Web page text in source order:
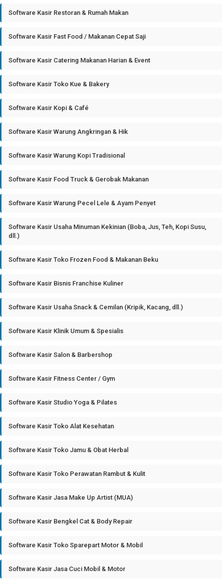
Software Kasir Restoran & Rumah Makan
Software Kasir Fast Food / Makanan Cepat Saji
Software Kasir Catering Makanan Harian & Event
Software Kasir Toko Kue & Bakery
Software Kasir Kopi & Café
Software Kasir Warung Angkringan & Hik
Software Kasir Warung Kopi Tradisional
Software Kasir Food Truck & Gerobak Makanan
Software Kasir Warung Pecel Lele & Ayam Penyet
Software Kasir Usaha Minuman Kekinian (Boba, Jus, Teh, Kopi Susu,
dll.)
Software Kasir Toko Frozen Food & Makanan Beku
Software Kasir Bisnis Franchise Kuliner
Software Kasir Usaha Snack & Cemilan (Kripik, Kacang, dll.)
Software Kasir Klinik Umum & Spesialis
Software Kasir Salon & Barbershop
Software Kasir Fitness Center / Gym
Software Kasir Studio Yoga & Pilates
Software Kasir Toko Alat Kesehatan
Software Kasir Toko Jamu & Obat Herbal
Software Kasir Toko Perawatan Rambut & Kulit
Software Kasir Jasa Make Up Artist (MUA)
Software Kasir Bengkel Cat & Body Repair
Software Kasir Toko Sparepart Motor & Mobil
Software Kasir Jasa Cuci Mobil & Motor